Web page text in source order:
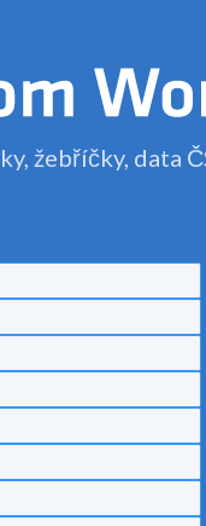
žebříčky, data